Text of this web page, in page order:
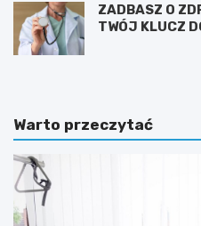
ZADBASZ O
TWÓJ KLUCZ
Warto przeczytać